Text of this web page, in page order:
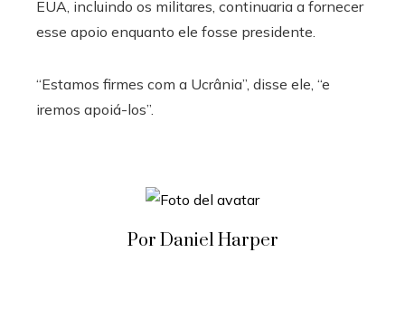
EUA, incluindo os militares, continuaria a fornecer
esse apoio enquanto ele fosse presidente.
“Estamos firmes com a Ucrânia”, disse ele, “e
iremos apoiá-los”.
Por Daniel Harper